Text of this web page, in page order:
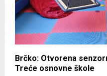
Brčko: Otvorena
Treće osnovne škole